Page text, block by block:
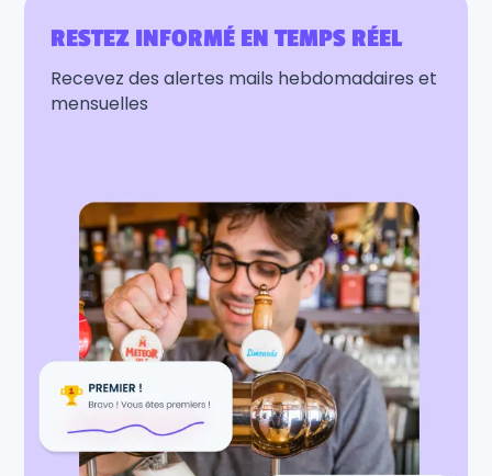
RESTEZ INFORMÉ EN TEMPS RÉEL
Recevez des alertes mails hebdomadaires et
mensuelles